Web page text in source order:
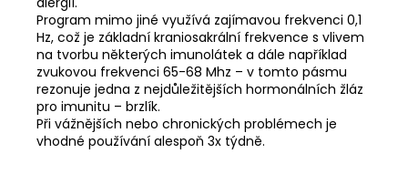
Program mimo jiné využívá zajímavou frekvenci 0,1
Hz, což je základní kraniosakrální frekvence s vlivem
na tvorbu některých imunolátek a dále například
zvukovou frekvenci 65-68 Mhz – v tomto pásmu
rezonuje jedna z nejdůležitějších hormonálních žláz
pro imunitu – brzlík.
Při vážnějších nebo chronických problémech je
vhodné používání alespoň 3x týdně.